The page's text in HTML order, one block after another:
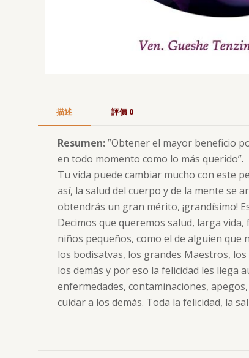
描述 評價 0
Resumen:”Obtener el mayor beneficio
en todo momento como lo más querido”.
Tu vida puede cambiar mucho con este
así, la salud del cuerpo y de la mente se
obtendrás un gran mérito, ¡grandísimo!
Decimos que queremos salud, larga
niños pequeños, como el de alguien
los bodisatvas, los grandes Maestros,
los demás y por eso la felicidad les llega
enfermedades, contaminaciones,
cuidar a los demás. Toda la felicidad, la